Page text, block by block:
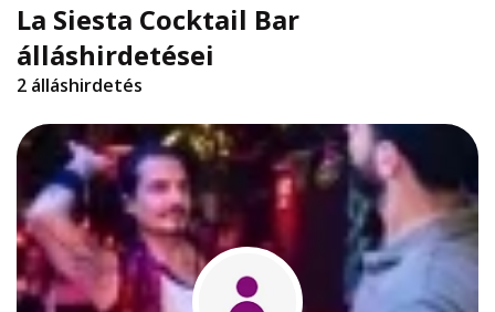
La Siesta Cocktail Bar
álláshirdetései
2 álláshirdetés